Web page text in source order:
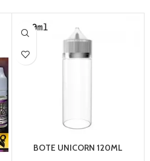
BOTE UNICORN 120ML